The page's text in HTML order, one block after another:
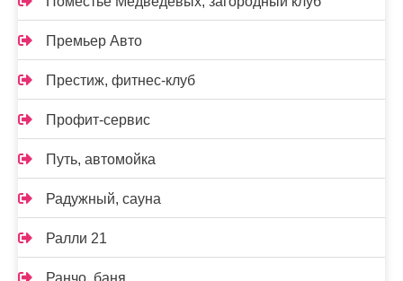
Премьер Авто
Престиж, фитнес-клуб
Профит-сервис
Путь, автомойка
Радужный, сауна
Ралли 21
Ранчо, баня